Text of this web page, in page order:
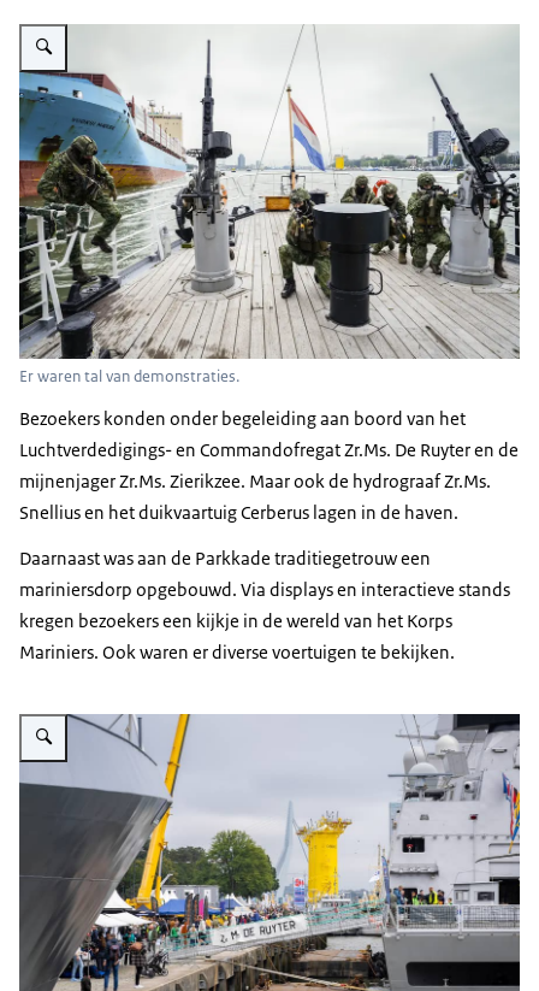
Vergroot afbeelding Een demonstratie van gewapende mariniers op een
Er waren tal van demonstraties.
Bezoekers konden onder begeleiding aan boord van het
Luchtverdedigings- en Commandofregat Zr.Ms. De Ruyter en de
mijnenjager Zr.Ms. Zierikzee. Maar ook de hydrograaf Zr.Ms.
Snellius en het duikvaartuig Cerberus lagen in de haven.
Daarnaast was aan de Parkkade traditiegetrouw een
mariniersdorp opgebouwd. Via displaysen interactieve stands
kregen bezoekers een kijkje in de wereld van het Korps
Mariniers. Ook waren er diverse voertuigen te bekijken.
Vergroot afbeelding Bezoekers op de kade en aan boord van Zr.Ms. De